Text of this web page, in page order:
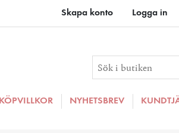
Skapa konto Logga in
KÖPVILLKOR NYHETSBREV